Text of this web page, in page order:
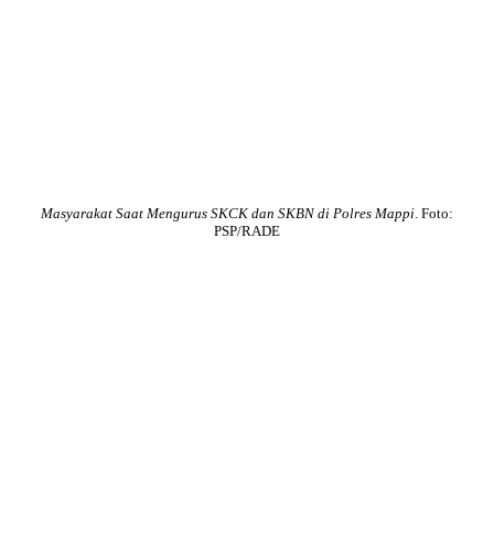
Masyarakat Saat Mengurus SKCK dan SKBN di Polres Mappi. Foto:
PSP/RADE